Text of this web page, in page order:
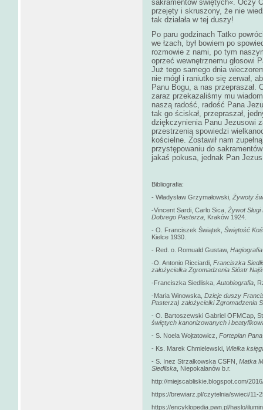
sakramentów świętych«. Oczy
przejęty i skruszony, że nie
tak działała w tej duszy!
Po paru godzinach Tatko
we łzach, był bowiem po
rozmowie z nami, po tym
oprzeć wewnętrznemu głosowi
Już tego samego dnia
nie mógł i raniutko się zerwał,
Panu Bogu, a nas przepraszał.
zaraz przekazaliśmy mu
naszą radość, radość Pana
tak go ściskał, przepraszał,
dziękczynienia Panu Jezusowi
przestrzenią spowiedzi
kościelne. Zostawił nam
przystępowaniu do
jakaś pokusa, jednak Pan
Bibliografia:
- Władysław Grzymałowski, Żywoty
-Vincent Sardi, Carlo Sica, Żywot
Dobrego Pasterza, Kraków 1924.
- O. Franciszek Świątek, Świętość
Kielce 1930.
- Red. o. Romuald Gustaw,
-O. Antonio Ricciardi, Franciszka
założycielka Zgromadzenia Sióstr
-Franciszka Siedliska, Autobiografia ,
-Maria Winowska, Dzieje duszy
Pasterza) założycielki Zgromadzenia
- O. Bartoszewski Gabriel OFMCap,
świętych kanonizowanych i
- S. Noela Wojtatowicz, Fortepian
- Ks. Marek Chmielewski, Wielka
- S. Inez Strzałkowska CSFN, Matka
Siedliska , Niepokalanów b.r.
http://miejscabliskie.blogspot.com/
https://brewiarz.pl/czytelnia/swieci/11-
https://encyklopedia.pwn.pl/haslo/